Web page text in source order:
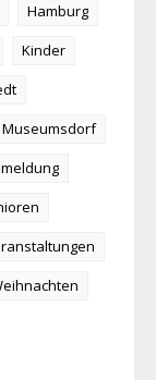
Hamburg
Kinder
Museumsdorf